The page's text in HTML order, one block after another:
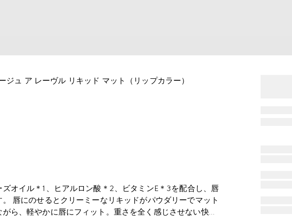
ュ ア レーヴル リキッド マット（リップカラー）
オイル＊1、ヒアルロン酸＊2、ビタミンE＊3を配合し、唇
唇にのせるとクリーミーなリキッドがパウダリーでマット
ら、軽やかに唇にフィット。重さを全く感じさせない快適